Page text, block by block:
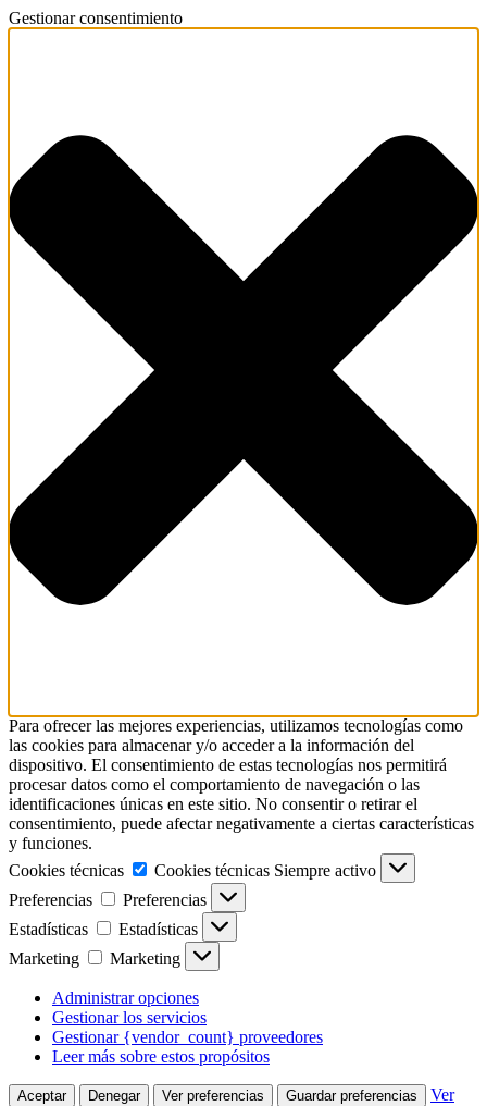
Gestionar consentimiento
Para ofrecer las mejores experiencias, utilizamos tecnologías como
las cookies para almacenar y/o acceder a la información del
dispositivo. El consentimiento de estas tecnologías nos permitirá
procesar datos como el comportamiento de navegación o las
identificaciones únicas en este sitio. No consentir o retirar el
consentimiento, puede afectar negativamente a ciertas características
y funciones.
Cookies técnicas
Cookies técnicas Siempre activo
Preferencias
Preferencias
Estadísticas
Estadísticas
Marketing
Marketing
Administrar opciones
Gestionar los servicios
Gestionar {vendor_count} proveedores
Leer más sobre estos propósitos
Aceptar Denegar Ver preferencias Guardar preferencias
Ver